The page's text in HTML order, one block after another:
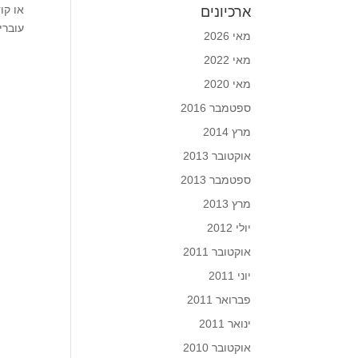
ארכיונים
מאי 2026
מאי 2022
מאי 2020
ספטמבר 2016
מרץ 2014
אוקטובר 2013
ספטמבר 2013
מרץ 2013
יולי 2012
אוקטובר 2011
יוני 2011
פברואר 2011
ינואר 2011
אוקטובר 2010